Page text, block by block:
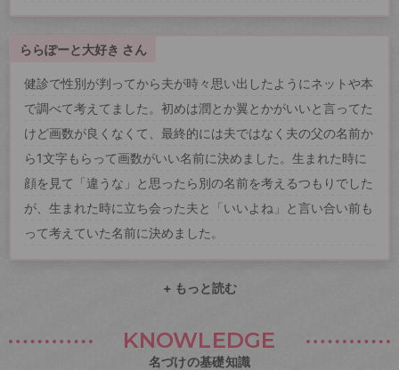
ららぽーと大好き さん
健診で性別が判ってから夫が時々思い出したようにネットや本
で調べて考えてました。初めは潤とか翼とかがいいと言ってた
けど画数が良くなくて、最終的には夫ではなく夫の父の名前か
ら1文字もらって画数がいい名前に決めました。生まれた時に
顔を見て「違うな」と思ったら別の名前を考えるつもりでした
が、生まれた時に立ち会った夫と「いいよね」と言い合い前も
って考えていた名前に決めました。
+ もっと読む
KNOWLEDGE
名づけの基礎知識